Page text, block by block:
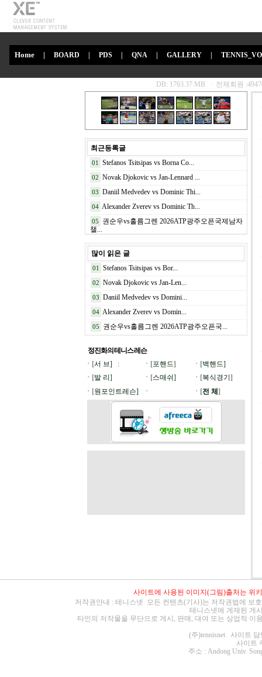
Home | BOARD PDS QNA GALLERY
최근등록글
01 Stefanos Tsitsipas vs Borna Co...
02 Novak Djokovic vs Jan-Lennard ...
03 Daniil Medvedev vs Dominic Thi...
04 Alexander Zverev vs Dominic Th...
05
권순우vs홀름그렌 2026ATP광주오픈국제남자
챌...
많이 읽은 글
01 Stefanos Tsitsipas vs Bor...
02 Novak Djokovic vs Jan-Len...
03 Daniil Medvedev vs Domini...
04 Alexander Zverev vs Domin...
05 권순우vs홀름그렌 2026ATP광주오픈국...
정진화의 테니스레슨
ㆍ[서 브] : ㆍ[포핸드] ㆍ[백핸드]
ㆍ[발 리 ] ㆍ[스매쉬 ] ㆍ[복식경기 ]
ㆍ[원포인트레슨] ㆍ ㆍ[전 체 ]
사이트에 사용된 이미지(그림)출처는 위
저작권안내 : 테니스넷 모든 컨텐츠(기사)는 저작권법에 보
테니스넷에 게재된 게
타인의 저작물을 무단으로 게시, 판매, 대여 또는 상업적
(주)tennisnet 사이트
사이트
주소 : Andong Univ.